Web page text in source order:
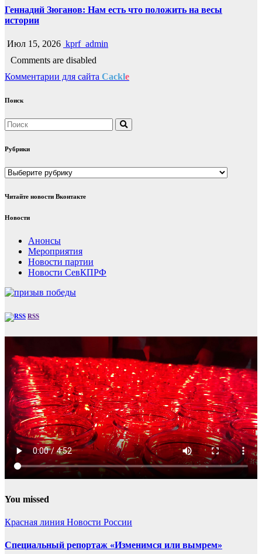
Геннадий Зюганов: Нам есть что положить на весы
истории
Июл 15, 2026 kprf_admin
Comments are disabled
Комментарии для сайта Cackle
Поиск
Рубрики
Рубрики
Читайте новости Вконтакте
Новости
Анонсы
Мероприятия
Новости партии
Новости СевКПРФ
RSS
You missed
Красная линия Новости России
Специальный репортаж «Изменимся или вымрем»